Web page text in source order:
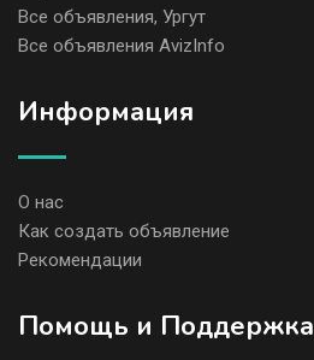
Все объявления, Ургут
Все объявления AvizInfo
Информация
О нас
Как создать объявление
Рекомендации
Помощь и Поддержка